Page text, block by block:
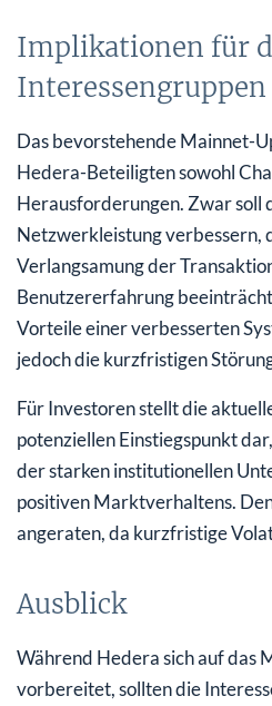
Implikationen für
Interessengruppen
Das bevorstehende Mainnet-
Hedera-Beteiligten sowohl
Herausforderungen. Zwar soll
Netzwerkleistung verbessern,
Verlangsamung der
Benutzererfahrung
Vorteile einer verbesserten
jedoch die kurzfristigen
Für Investoren stellt die
potenziellen Einstiegspunkt
der starken institutionellen
positiven Marktverhaltens.
angeraten, da kurzfristige
Ausblick
Während Hedera sich auf das
vorbereitet, sollten die